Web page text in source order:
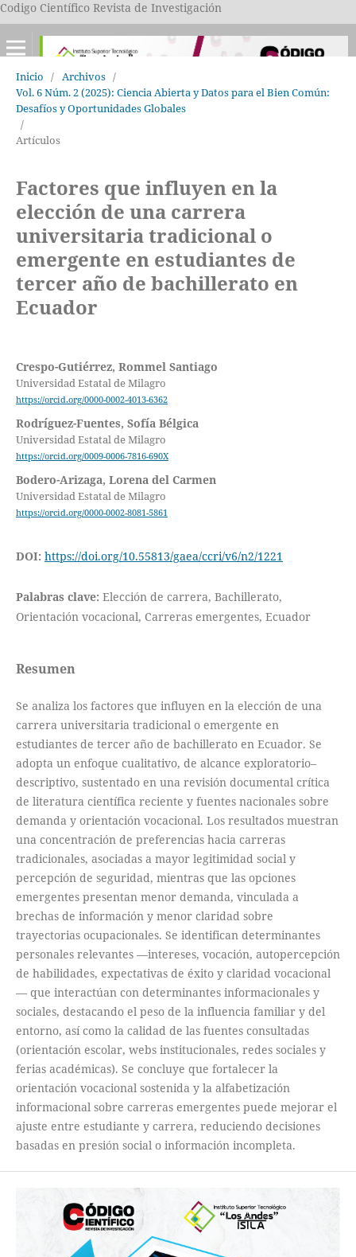
Codigo Científico Revista de Investigación
Inicio / Archivos /
Vol. 6 Núm. 2 (2025): Ciencia Abierta y Datos para el Bien Común:
Desafíos y Oportunidades Globales
/
Artículos
Factores que influyen en la
elección de una carrera
universitaria tradicional o
emergente en estudiantes de
tercer año de bachillerato en
Ecuador
Crespo-Gutiérrez, Rommel Santiago
Universidad Estatal de Milagro
https://orcid.org/0000-0002-4013-6362
Rodríguez-Fuentes, Sofía Bélgica
Universidad Estatal de Milagro
https://orcid.org/0009-0006-7816-690X
Bodero-Arizaga, Lorena del Carmen
Universidad Estatal de Milagro
https://orcid.org/0000-0002-8081-5861
DOI: https://doi.org/10.55813/gaea/ccri/v6/n2/1221
Palabras clave: Elección de carrera, Bachillerato,
Orientación vocacional, Carreras emergentes, Ecuador
Resumen
Se analiza los factores que influyen en la elección de una
carrera universitaria tradicional o emergente en
estudiantes de tercer año de bachillerato en Ecuador. Se
adopta un enfoque cualitativo, de alcance exploratorio–
descriptivo, sustentado en una revisión documental crítica
de literatura científica reciente y fuentes nacionales sobre
demanda y orientación vocacional. Los resultados muestran
una concentración de preferencias hacia carreras
tradicionales, asociadas a mayor legitimidad social y
percepción de seguridad, mientras que las opciones
emergentes presentan menor demanda, vinculada a
brechas de información y menor claridad sobre
trayectorias ocupacionales. Se identifican determinantes
personales relevantes —intereses, vocación, autopercepción
de habilidades, expectativas de éxito y claridad vocacional
— que interactúan con determinantes informacionales y
sociales, destacando el peso de la influencia familiar y del
entorno, así como la calidad de las fuentes consultadas
(orientación escolar, webs institucionales, redes sociales y
ferias académicas). Se concluye que fortalecer la
orientación vocacional sostenida y la alfabetización
informacional sobre carreras emergentes puede mejorar el
ajuste entre estudiante y carrera, reduciendo decisiones
basadas en presión social o información incompleta.